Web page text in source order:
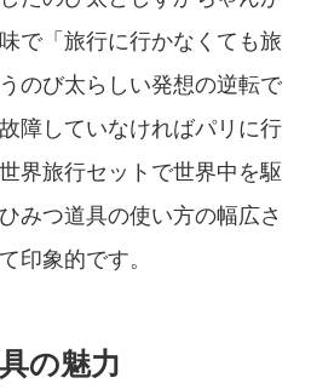
で「旅行に行かなくても旅
のび太らしい発想の逆転で
障していなければパリに行
界旅行セットで世界中を駆
みつ道具の使い方の幅広さ
印象的です。
の魅力